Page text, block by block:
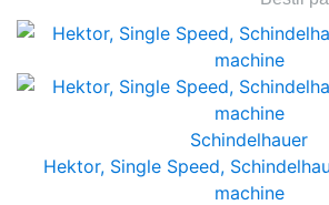
Schindelhauer
Hektor, Single Speed,
machine